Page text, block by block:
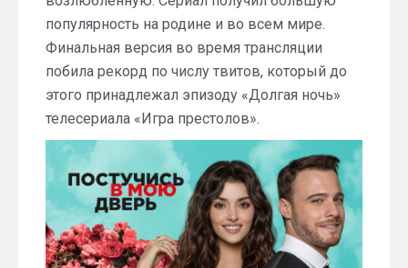
популярность на родине и во всем мире.
Финальная версия во время трансляции
побила рекорд по числу твитов, который до
этого принадлежал эпизоду «Долгая ночь»
телесериала «Игра престолов».